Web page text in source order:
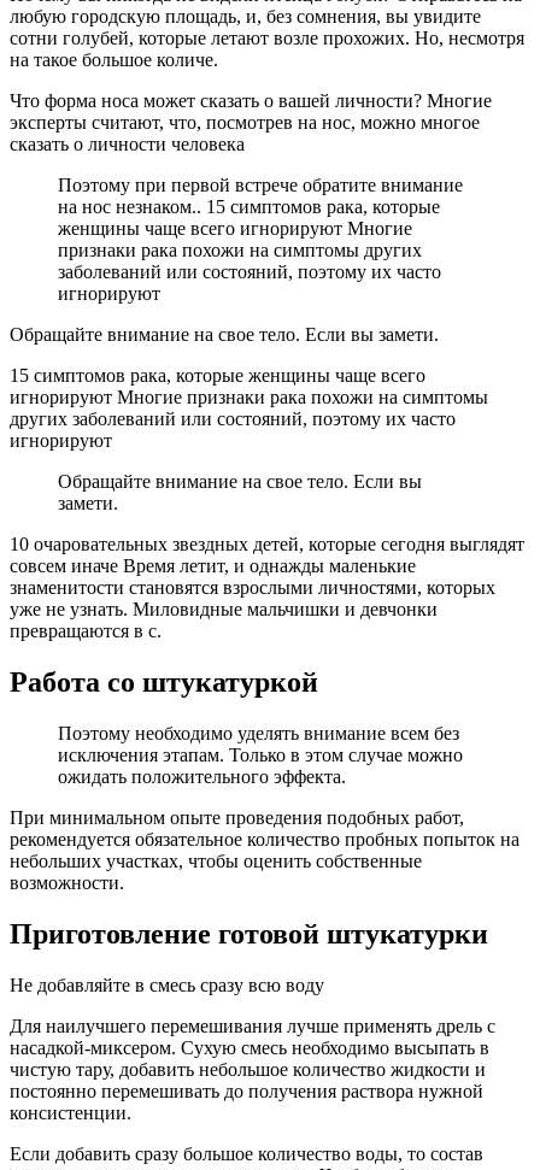
любую городскую площадь, и, без сомнения, вы увидите
сотни голубей, которые летают возле прохожих. Но, несмотря
на такое большое количе.
Что форма носа может сказать о вашей личности? Многие
эксперты считают, что, посмотрев на нос, можно многое
сказать о личности человека
Поэтому при первой встрече обратите внимание
на нос незнаком.. 15 симптомов рака, которые
женщины чаще всего игнорируют Многие
признаки рака похожи на симптомы других
заболеваний или состояний, поэтому их часто
игнорируют
Обращайте внимание на свое тело. Если вы замети.
15 симптомов рака, которые женщины чаще всего
игнорируют Многие признаки рака похожи на симптомы
других заболеваний или состояний, поэтому их часто
игнорируют
Обращайте внимание на свое тело. Если вы
замети.
10 очаровательных звездных детей, которые сегодня выглядят
совсем иначе Время летит, и однажды маленькие
знаменитости становятся взрослыми личностями, которых
уже не узнать. Миловидные мальчишки и девчонки
превращаются в с.
Работа со штукатуркой
Поэтому необходимо уделять внимание всем без
исключения этапам. Только в этом случае можно
ожидать положительного эффекта.
При минимальном опыте проведения подобных работ,
рекомендуется обязательное количество пробных попыток на
небольших участках, чтобы оценить собственные
возможности.
Приготовление готовой штукатурки
Не добавляйте в смесь сразу всю воду
Для наилучшего перемешивания лучше применять дрель с
насадкой-миксером. Сухую смесь необходимо высыпать в
чистую тару, добавить небольшое количество жидкости и
постоянно перемешивать до получения раствора нужной
консистенции.
Если добавить сразу большое количество воды, то состав